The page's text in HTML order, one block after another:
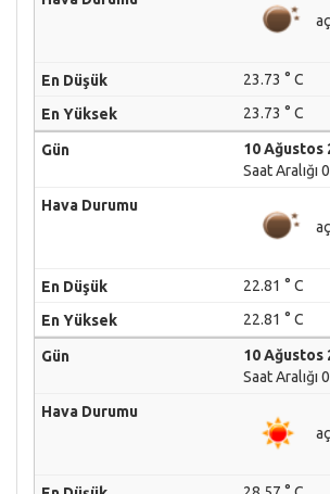
23.73 ° C
23.73 ° C
10 Ağustos
Saat Aralığı
22.81 ° C
22.81 ° C
10 Ağustos
Saat Aralığı